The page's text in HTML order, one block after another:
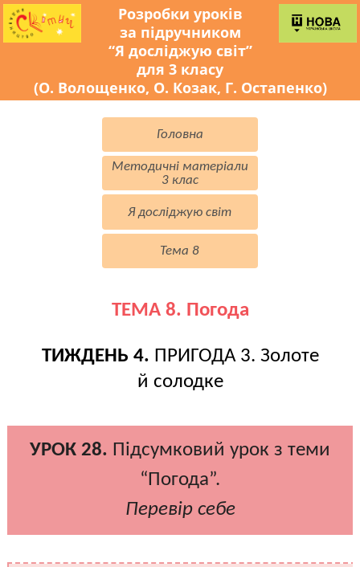
Розробки уроків
за підручником
“Я досліджую світ”
для 3 класу
(О. Волощенко, О. Козак, Г. Остапенко)
Головна
Методичні матеріали
3 клас
Я досліджую світ
Тема 8
ТЕМА 8. Погода
ТИЖДЕНЬ 4. ПРИГОДА 3. Золоте
й солодке
УРОК 28. Підсумковий урок з теми
“Погода”.
Перевір себе